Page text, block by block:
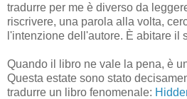
tradurre per me è diverso da
riscrivere, una parola alla volta,
l'intenzione dell'autore. È abitare il
Quando il libro ne vale la pena, è
Questa estate sono stato
tradurre un libro fenomenale: